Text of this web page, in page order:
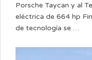
Porsche Taycan y al
eléctrica de 664 hp
de tecnología se …